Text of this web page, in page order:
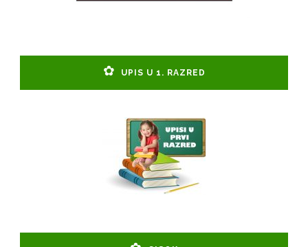
UPIS U 1. RAZRED